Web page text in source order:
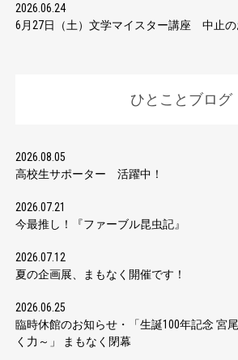
2026.06.24
6月27日（土）文学マイスター講座 中止
ひとことブログ
2026.08.05
高校生サポーター 活躍中！
2026.07.21
今最推し！『ファーブル昆虫記』
2026.07.12
夏の企画展、まもなく開催です！
2026.06.25
臨時休館のお知らせ・「生誕100年記念 宮
く力～」 まもなく閉幕